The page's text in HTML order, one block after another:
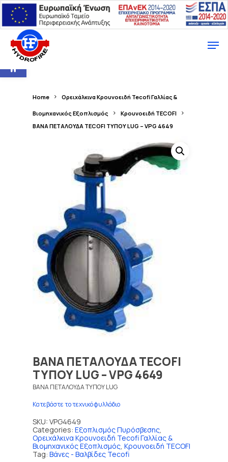
Ανοίξτε τη γραμμή εργαλείων
Home Ορειχάλκινα Κρουνοειδή Tecofi Γαλλίας &
Βιομηχανικός Εξοπλισμός
Κρουνοειδή TECOFI
ΒΑΝΑ ΠΕΤΑΛΟΥΔΑ TECOFI ΤΥΠΟΥ LUG – VPG 4649
ΒΑΝΑ ΠΕΤΑΛΟΥΔΑ TECOFI
ΤΥΠΟΥ LUG – VPG 4649
ΒΑΝΑ ΠΕΤΑΛΟΥΔΑ ΤΥΠΟΥ LUG
Κατεβάστε το τεχνικό φυλλάδιο
SKU: VPG4649
Categories: Εξοπλισμός Πυρόσβεσης,
Ορειχάλκινα Κρουνοειδή Tecofi Γαλλίας &
Βιομηχανικός Εξοπλισμός, Κρουνοειδή TECOFI
Tag: Βάνες - Βαλβίδες Tecofi